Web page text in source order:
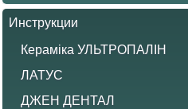
Инструкции
Кераміка УЛЬТРОПАЛІН
ЛАТУС
ДЖЕН ДЕНТАЛ